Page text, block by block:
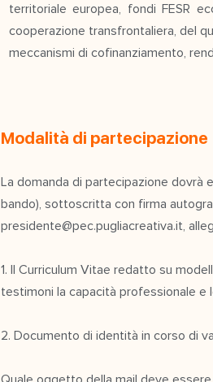
territoriale europea, fondi FESR
cooperazione transfrontaliera, del
meccanismi di cofinanziamento,
Modalità di partecipazione
La domanda di partecipazione dovrà
bando), sottoscritta con firma
presidente@pec.pugliacreativa.it,
1. Il Curriculum Vitae redatto su
testimoni la capacità professionale
2. Documento di identità in corso di